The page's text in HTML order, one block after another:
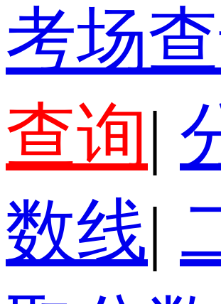
考场
查询|
数线|